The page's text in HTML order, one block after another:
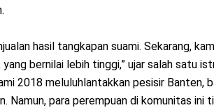
hasil tangkapan suami. Sekarang,
bernilai lebih tinggi,” ujar salah satu
2018 meluluhlantakkan pesisir Banten,
Namun, para perempuan di komunitas ini